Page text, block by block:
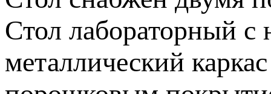
Стол лабораторный
металлический